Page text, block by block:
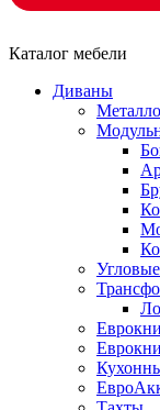
Каталог мебели
Диваны